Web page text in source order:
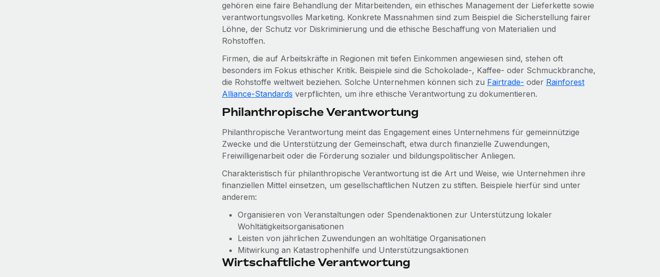
gehören eine faire Behandlung der Mitarbeitenden, ein ethisches Management der Lieferkette sowie
verantwortungsvolles Marketing. Konkrete Massnahmen sind zum Beispiel die Sicherstellung fairer
Löhne, der Schutz vor Diskriminierung und die ethische Beschaffung von Materialien und
Rohstoffen.
Firmen, die auf Arbeitskräfte in Regionen mit tiefen Einkommen angewiesen sind, stehen oft
besonders im Fokus ethischer Kritik. Beispiele sind die Schokolade-, Kaffee- oder Schmuckbranche,
die Rohstoffe weltweit beziehen. Solche Unternehmen können sich zu Fairtrade- oder Rainforest
Alliance-Standards verpflichten, um ihre ethische Verantwortung zu dokumentieren.
Philanthropische Verantwortung
Philanthropische Verantwortung meint das Engagement eines Unternehmens für gemeinnützige
Zwecke und die Unterstützung der Gemeinschaft, etwa durch finanzielle Zuwendungen,
Freiwilligenarbeit oder die Förderung sozialer und bildungspolitischer Anliegen.
Charakteristisch für philanthropische Verantwortung ist die Art und Weise, wie Unternehmen ihre
finanziellen Mittel einsetzen, um gesellschaftlichen Nutzen zu stiften. Beispiele hierfür sind unter
anderem:
Organisieren von Veranstaltungen oder Spendenaktionen zur Unterstützung lokaler
Wohltätigkeitsorganisationen
Leisten von jährlichen Zuwendungen an wohltätige Organisationen
Mitwirkung an Katastrophenhilfe und Unterstützungsaktionen
Wirtschaftliche Verantwortung